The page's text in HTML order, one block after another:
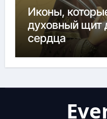
Иконы,
духовный щит
сердца